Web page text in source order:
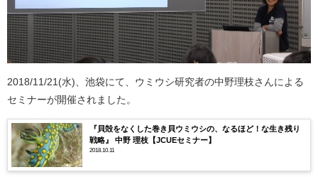
2018/11/21(水)、池袋にて、ウミウシ研究者の中野理枝さんによる
セミナーが開催されました。
『貝殻をなくした巻き貝ウミウシの、なるほど！な生き残り
戦略』 中野 理枝【JCUEセミナー】
2018.10.11